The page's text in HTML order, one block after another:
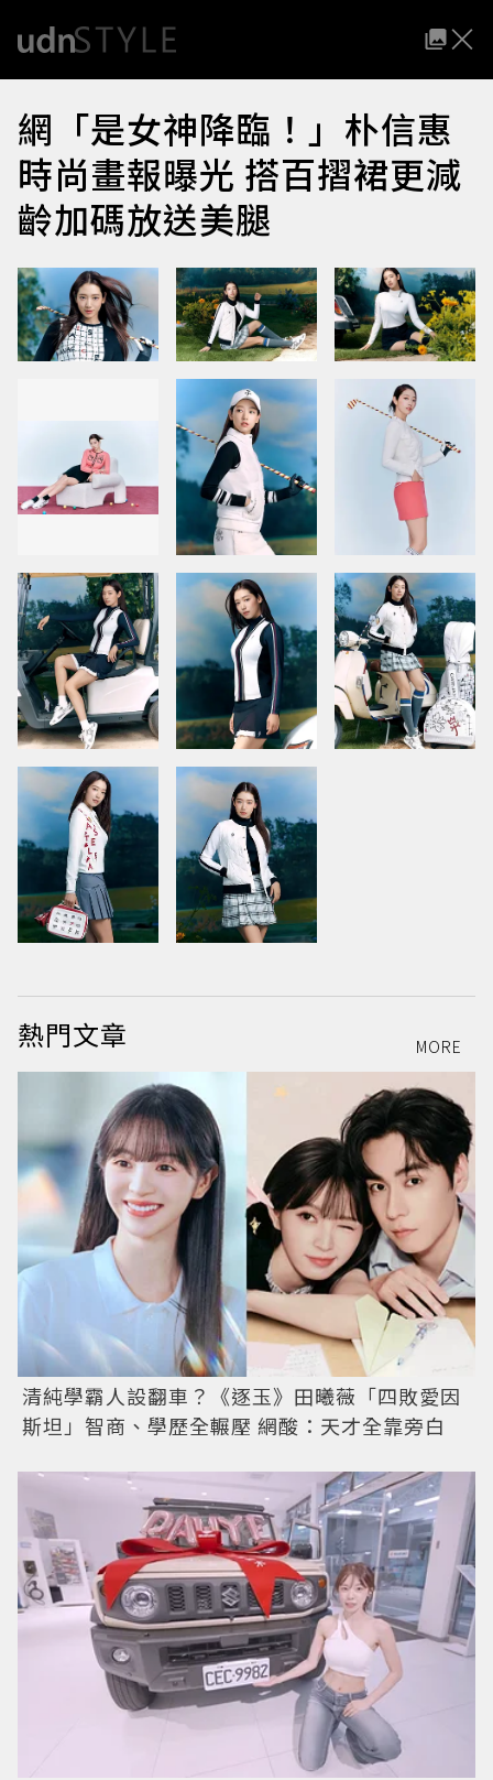
網「是女神降臨！」朴信惠
時尚畫報曝光 搭百摺裙更減
齡加碼放送美腿
熱門文章 MORE
清純學霸人設翻車？《逐玉》田曦薇「四敗愛因
斯坦」智商、學歷全輾壓 網酸：天才全靠旁白